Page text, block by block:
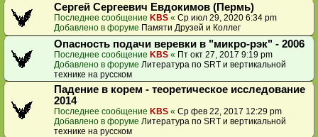
Сергей Сергеевич Евдокимов (Пермь)
Последнее сообщение KBS « Ср июл 29, 2020 6:34 pm
Добавлено в форуме Памяти Друзей и Коллег
Опасность подачи веревки в "микро-рэк" - 2006
Последнее сообщение KBS « Пт окт 27, 2017 9:19 pm
Добавлено в форуме Литература по SRT и вертикальной
технике на русском
Падение в корем - теоретическое исследование
2014
Последнее сообщение KBS « Ср фев 22, 2017 12:29 pm
Добавлено в форуме Литература по SRT и вертикальной
технике на русском